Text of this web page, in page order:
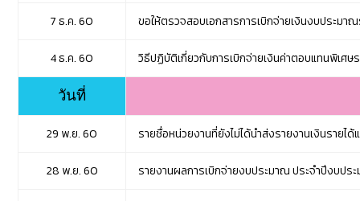
7 ธ.ค. 60 ขอให้ตรวจสอบเอกสารการเบิกจ่ายเงินงบประมา
4 ธ.ค. 60 วิธีปฏิบัติเกี่ยวกับการเบิกจ่ายเงินค่าตอบแทนพิเศ
วันที่
29 พ.ย. 60 รายชื่อหน่วยงานที่ยังไม่ได้นำส่งรายงานเงินราย
28 พ.ย. 60 รายงานผลการเบิกจ่ายงบประมาณ ประจำปีงบป